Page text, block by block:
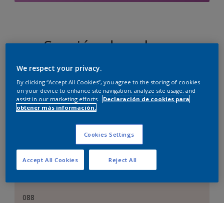
Sección de colores
coordinados
El blanco perfecto
088
We respect your privacy.
By clicking “Accept All Cookies”, you agree to the storing of cookies
on your device to enhance site navigation, analyze site usage, and
assist in our marketing efforts.
Declaración de cookies para
obtener más información.
Cookies Settings
Reject All
Accept All Cookies